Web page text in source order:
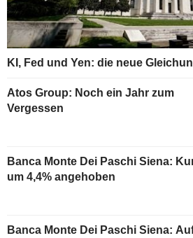
KI, Fed und Yen: die neue
Atos Group: Noch ein Jahr zum
Vergessen
Banca Monte Dei Paschi Siena:
um 4,4% angehoben
Banca Monte Dei Paschi Siena: